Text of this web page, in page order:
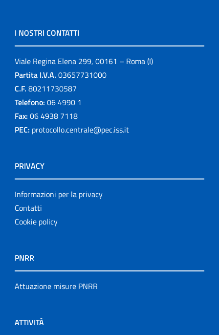
I NOSTRI CONTATTI
Viale Regina Elena 299, 00161 – Roma (I)
Partita I.V.A. 03657731000
C.F. 80211730587
Telefono: 06 4990 1
Fax: 06 4938 7118
PEC: protocollo.centrale@pec.iss.it
PRIVACY
Informazioni per la privacy
Contatti
Cookie policy
PNRR
Attuazione misure PNRR
ATTIVITÀ